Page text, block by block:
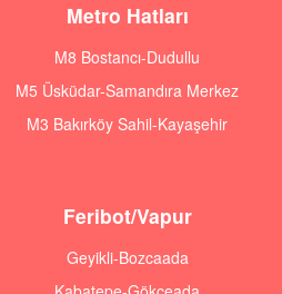
Metro Hatları
M8 Bostancı-Dudullu
M5 Üsküdar-Samandıra Merkez
M3 Bakırköy Sahil-Kayaşehir
Feribot/Vapur
Geyikli-Bozcaada